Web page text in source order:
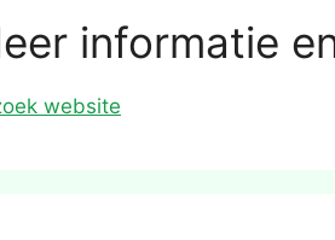
informatie
website